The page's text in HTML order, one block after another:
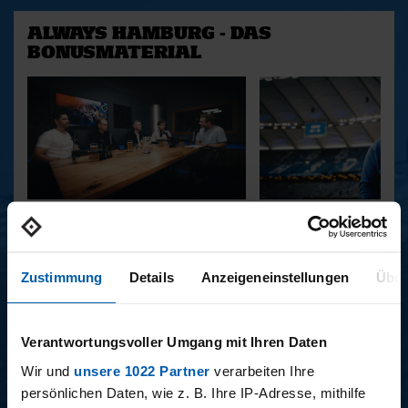
Zustimmung Details Anzeigeneinstellungen
Verantwortungsvoller Umgang mit Ihren Daten
Wir und unsere 1022 Partner verarbeiten Ihre
persönlichen Daten, wie z. B. Ihre IP-Adresse, mithilfe
ALWAYS HAMBURG - DAS
BONUSMATERIAL
15.12.2025
15 - STAFF-TALK
11.12.2025